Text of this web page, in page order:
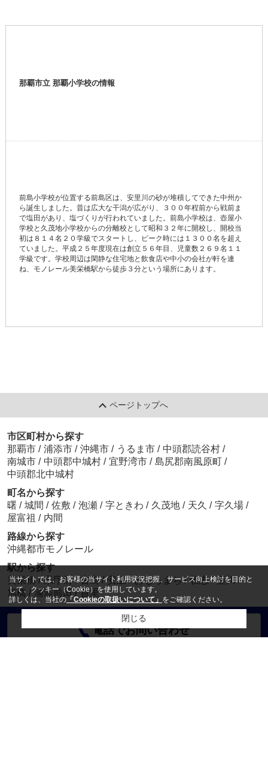
那覇市立 那覇小学校の情報
前島小学校が位置する前島区は、安里川の砂が堆積してできた中州か
ら誕生しました。昔は広大な干潟が広がり、３００年程前から戦前ま
で塩田があり、塩づくりが行われていました。前島小学校は、壺屋小
学校と久茂地小学校からの分離校として昭和３２年に開校し、開校当
初は８１４名２０学級でスタートし、ピーク時には１３００名を超え
ていました。平成２５年度現在は創立５６年目、児童数２６９名１１
学級です。学校周辺は閑静な住宅地と飲食店や中小の会社が軒を連
ね、モノレール美栄橋駅から徒歩３分という場所にあります。
ページトップへ
市区町村から探す
那覇市 / 浦添市 / 沖縄市 / うるま市 / 中頭郡読谷村 /
南城市 / 中頭郡中城村 / 宜野湾市 / 島尻郡南風原町 /
中頭郡北中城村
町名から探す
曙 / 城間 / 佐敷 / 泡瀬 / 字ときわ / 久茂地 / 天久 / 字久場 /
屋富祖 / 内間
路線から探す
沖縄都市モノレール
駅から探す
美栄橋 / 県庁前 / 古島 / 安里 / おもろまち / 牧志 / 壺川 /
旭橋 / 浦添前田 / 首里
電話でお問い合わせ
当サイトでは、お客様の当サイト利用状況把握、サービス向上検討を目的と
して、クッキー（Cookie）を使用しています。
詳しくは、当社の 「Cookieの取扱いについて」 をご確認ください。
閉じる